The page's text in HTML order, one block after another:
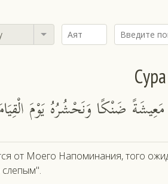
ضَنْكًا وَنَحْشُرُهُ يَوْمَ
от Моего Напоминания, того
слепым".